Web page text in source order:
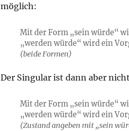
möglich:
Mit der Form „sein würde“
„werden würde“ wird ein
(beide Formen)
Der Singular ist dann aber
Mit der Form „sein würde“
„werden würde“ wird ein
(Zustand angeben mit „sein